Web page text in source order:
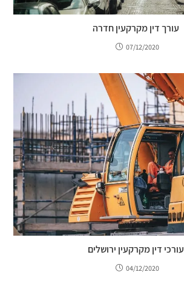
עורך דין מקרקעין חדרה
07/12/2020
עורכי דין מקרקעין ירושלים
04/12/2020